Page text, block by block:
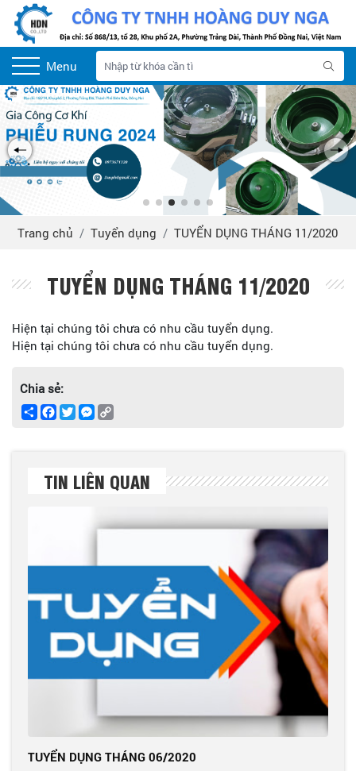
Menu
Trang chủ Tuyển dụng TUYỂN DỤNG THÁNG 11/2020
TUYỂN DỤNG THÁNG 11/2020
Hiện tại chúng tôi chưa có nhu cầu tuyển dụng.
Hiện tại chúng tôi chưa có nhu cầu tuyển dụng.
Chia sẻ:
ShareFacebook
TwitterMessenger
TIN LIÊN QUAN
TUYỂN DỤNG THÁNG 06/2020